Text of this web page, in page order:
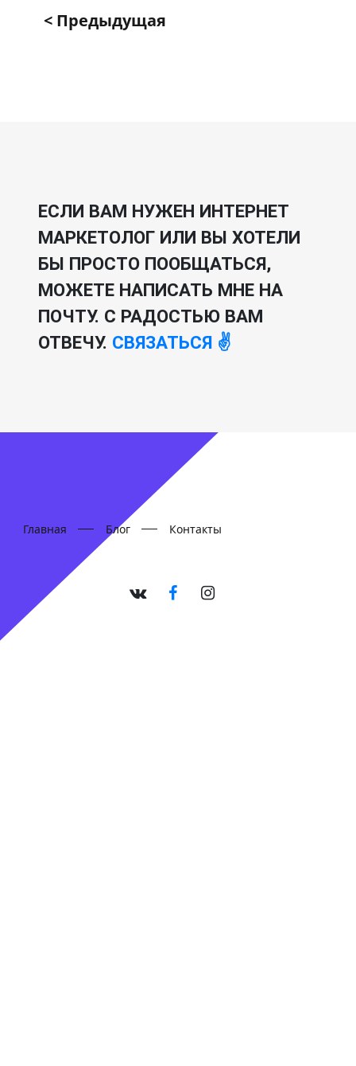
< Предыдущая
ЕСЛИ ВАМ НУЖЕН ИНТЕРНЕТ
МАРКЕТОЛОГ ИЛИ ВЫ ХОТЕЛИ
БЫ ПРОСТО ПООБЩАТЬСЯ,
МОЖЕТЕ НАПИСАТЬ МНЕ НА
ПОЧТУ. С РАДОСТЬЮ ВАМ
ОТВЕЧУ. СВЯЗАТЬСЯ ✌️
Главная Блог Контакты